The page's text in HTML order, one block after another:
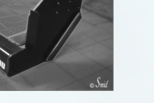
MAHINDRA
MAZDA
MERCEDES
MINI COOPER
MITSUBISHI
NISSAN
OMODA
OPEL
PEUGEOT
PLYMOUTH